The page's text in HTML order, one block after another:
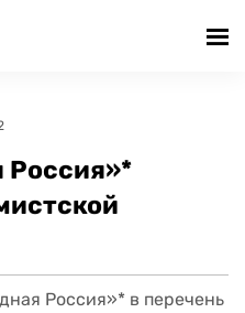
Россия»*
Россия»* в перечень